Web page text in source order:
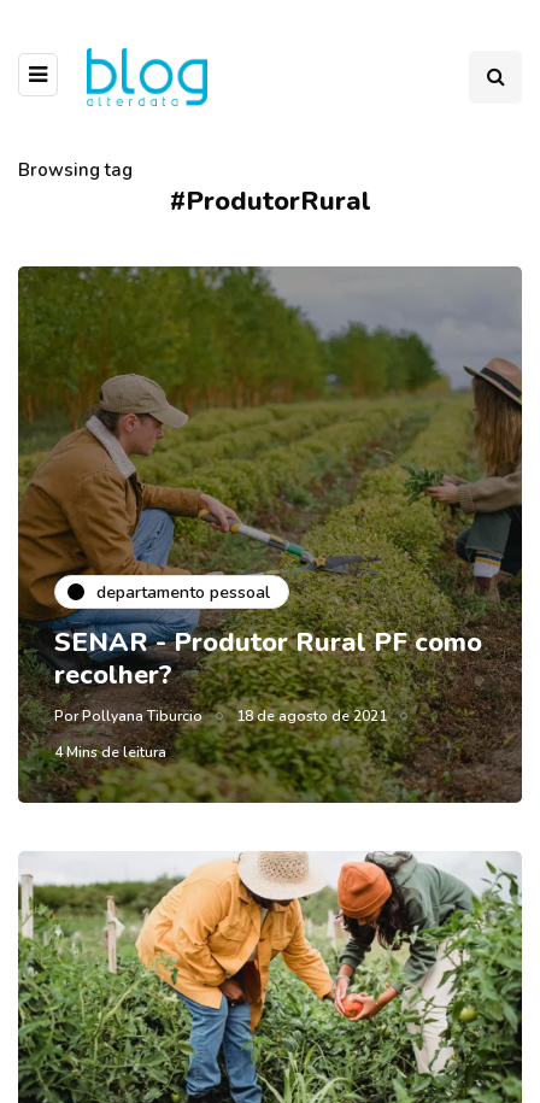
Browsing tag
#ProdutorRural
departamento pessoal
SENAR - Produtor Rural PF como
recolher?
PorPollyana Tiburcio
18 de agosto de 2021
4 Mins de leitura